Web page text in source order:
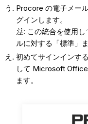
Procore の電子メー
グインします。
注: この統合を使用
ルに対する「標準」
初めてサインインす
して Microsoft
ます。